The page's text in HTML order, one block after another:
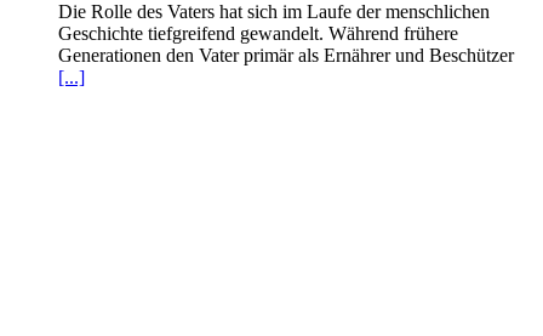
Die Rolle des Vaters hat sich im Laufe der menschlichen
Geschichte tiefgreifend gewandelt. Während frühere
Generationen den Vater primär als Ernährer und Beschützer
[...]